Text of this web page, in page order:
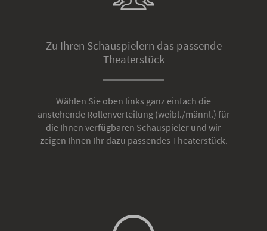
Zu Ihren Schauspielern das passende
Theaterstück
Wählen Sie oben links ganz einfach die
anstehende Rollenverteilung (weibl./männl.) für
die Ihnen verfügbaren Schauspieler und wir
zeigen Ihnen Ihr dazu passendes Theaterstück.